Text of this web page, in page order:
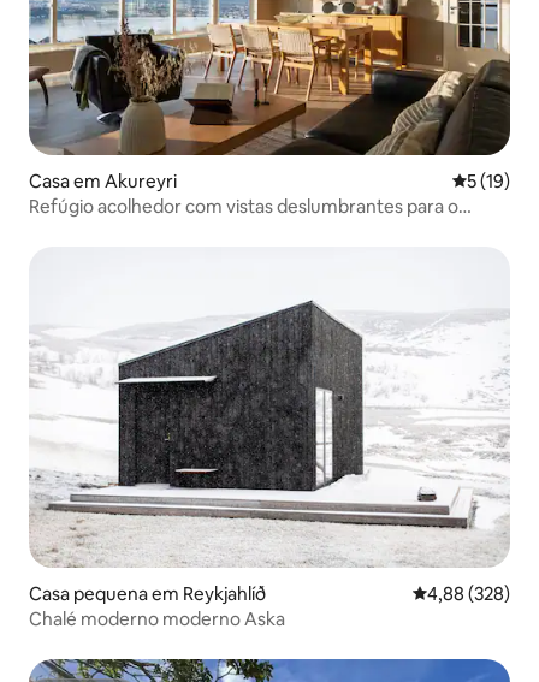
Casa em Akureyri
5 (19)
Refúgio acolhedor com vistas deslumbrantes para o
Casa pequena em Reykjahlíð Classificação
4,88 (328)
Chalé moderno moderno Aska